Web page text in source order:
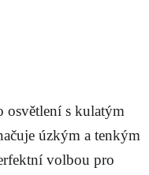
osvětlení s kulatým
úzkým a tenkým
volbou pro